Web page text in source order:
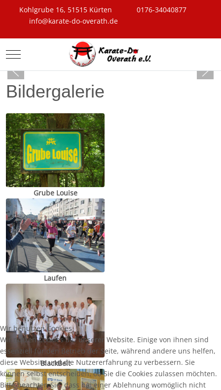
Kohlgrube 16, 51515 Kürten
0176-34040877
info@karate-do-overath.de
Mobile Menu Toggle
Bildergalerie
Grube Louise
Laufen
BlackBelt
Wir benutzen Cookies
Wir nutzen Cookies auf unserer Website. Einige von ihnen sind
essenziell für den Betrieb der Seite, während andere uns helfen,
diese Website und die Nutzererfahrung zu verbessern. Sie
können selbst entscheiden, ob Sie die Cookies zulassen möchten.
Bitte beachten Sie, dass bei einer Ablehnung womöglich nicht